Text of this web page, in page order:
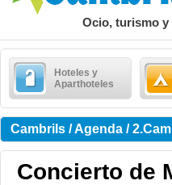
Ocio, turismo y
Hoteles y
Aparthoteles
Cambrils / Agenda /
Concierto de